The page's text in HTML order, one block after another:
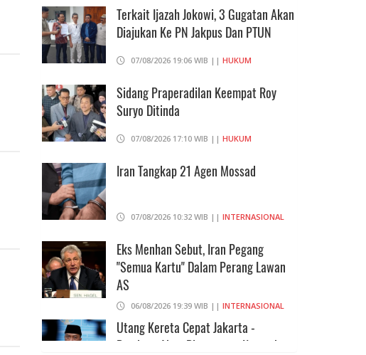
Terkait Ijazah Jokowi, 3 Gugatan Akan
Diajukan Ke PN Jakpus Dan PTUN
07/08/2026 19:06 WIB || HUKUM
Sidang Praperadilan Keempat Roy
Suryo Ditinda
07/08/2026 17:10 WIB || HUKUM
Iran Tangkap 21 Agen Mossad
07/08/2026 10:32 WIB || INTERNASIONAL
Eks Menhan Sebut, Iran Pegang
"Semua Kartu" Dalam Perang Lawan
AS
06/08/2026 19:39 WIB || INTERNASIONAL
Utang Kereta Cepat Jakarta -
Bandung Akan Ditanggung Kemenkeu